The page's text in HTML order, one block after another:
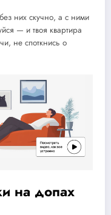
них скучно, а с ними
— и твоя квартира
не споткнись о
на допах